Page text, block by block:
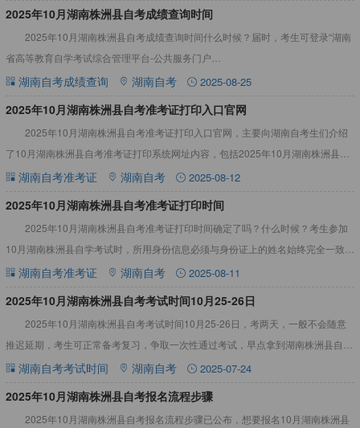
2025年10月湖南株洲县自考成绩查询时间
2025年10月湖南株洲县自考成绩查询时间什么时候？届时，考生可登录“湖南
省高等教育自学考试综合管理平台-公共服务门户
（https://nzkks.hneao.cn/student_anon/home
湖南自考成绩查询 湖南自考 2025-08-25
2025年10月湖南株洲县自考准考证打印入口官网
2025年10月湖南株洲县自考准考证打印入口官网，主要向湖南自考生们介绍
了10月湖南株洲县自考准考证打印系统网址内容，包括2025年10月湖南株洲县自
考准考证打印要求等，一起来看看吧！2025年10月
湖南自考准考证 湖南自考 2025-08-12
2025年10月湖南株洲县自考准考证打印时间
2025年10月湖南株洲县自考准考证打印时间确定了吗？什么时候？考生参加
10月湖南株洲县自学考试时，所用身份信息必须与身份证上的姓名始终完全一致。
不相符的，须申请修改身份信息。详情见下文：2025年1
湖南自考准考证 湖南自考 2025-08-11
2025年10月湖南株洲县自考考试时间10月25-26日
2025年10月湖南株洲县自考考试时间10月25-26日，考两天，一般不会随意
推迟延期，考生可正常备考复习，争取一次性通过考试，早点拿到湖南株洲县自考
毕业证。详情见下文：2025年10月湖南株洲县自考
湖南自考考试时间 湖南自考 2025-07-24
2025年10月湖南株洲县自考报名流程步骤
2025年10月湖南株洲县自考报名流程步骤已公布，想要报名10月湖南株洲县